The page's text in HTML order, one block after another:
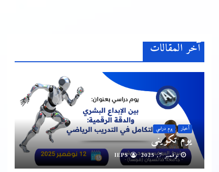
آخر المقالات
أخبار يوم دراسي
يوم تكويني
نوفمبر 7, 2025 IEPS